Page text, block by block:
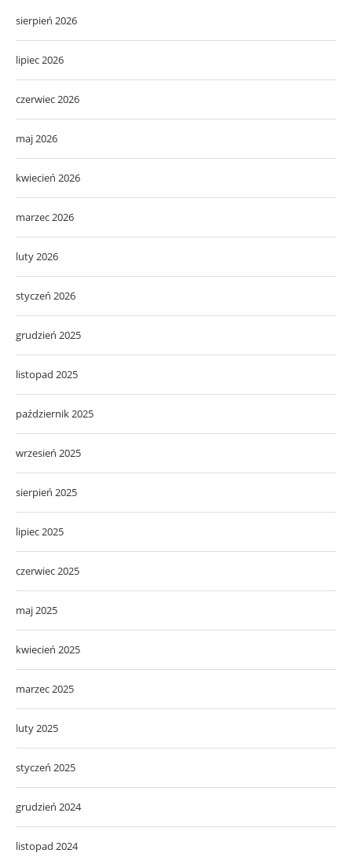
sierpień 2026
lipiec 2026
czerwiec 2026
maj 2026
kwiecień 2026
marzec 2026
luty 2026
styczeń 2026
grudzień 2025
listopad 2025
październik 2025
wrzesień 2025
sierpień 2025
lipiec 2025
czerwiec 2025
maj 2025
kwiecień 2025
marzec 2025
luty 2025
styczeń 2025
grudzień 2024
listopad 2024